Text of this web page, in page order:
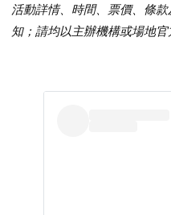
活動詳情、時間、票價、條
知；請均以主辦機構或場地官